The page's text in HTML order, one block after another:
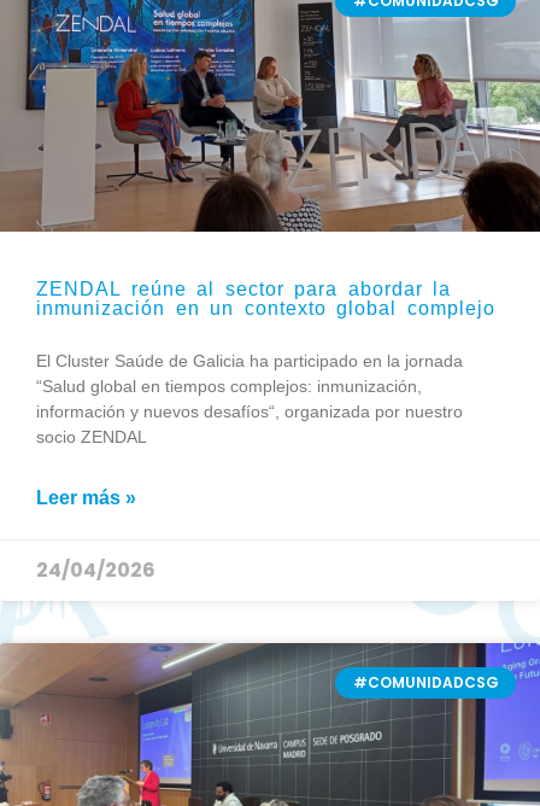
ZENDAL reúne al sector para abordar la
inmunización en un contexto global complejo
El Cluster Saúde de Galicia ha participado en la jornada
“Salud global en tiempos complejos: inmunización,
información y nuevos desafíos“, organizada por nuestro
socio ZENDAL
Leer más »
24/04/2026
#COMUNIDADCSG